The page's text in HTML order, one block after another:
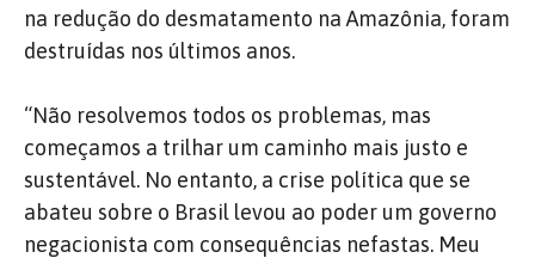
na redução do desmatamento na Amazônia, foram
destruídas nos últimos anos.
“Não resolvemos todos os problemas, mas
começamos a trilhar um caminho mais justo e
sustentável. No entanto, a crise política que se
abateu sobre o Brasil levou ao poder um governo
negacionista com consequências nefastas. Meu